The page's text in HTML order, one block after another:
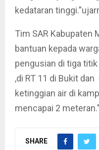
kedataran
Tim SAR Kabupaten
bantuan kepada
pengusian di tiga
,di RT 11 di Bukit dan
ketinggian air di
mencapai 2
SHARE